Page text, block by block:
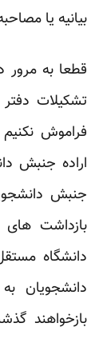
بیانیه یا
قطعا به مرور
تشکیلات
فراموش نکنیم
اراده جنبش
جنبش
بازداشت
دانشگاه
دانشجویان
بازخواهند